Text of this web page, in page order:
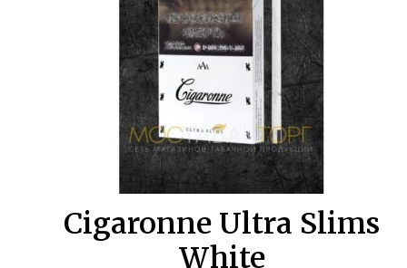
Cigaronne Ultra Slims
White